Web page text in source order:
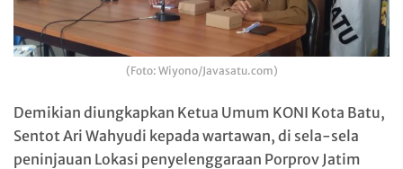
(Foto: Wiyono/Javasatu.com)
Demikian diungkapkan Ketua Umum KONI Kota Batu,
Sentot Ari Wahyudi kepada wartawan, di sela-sela
peninjauan Lokasi penyelenggaraan Porprov Jatim